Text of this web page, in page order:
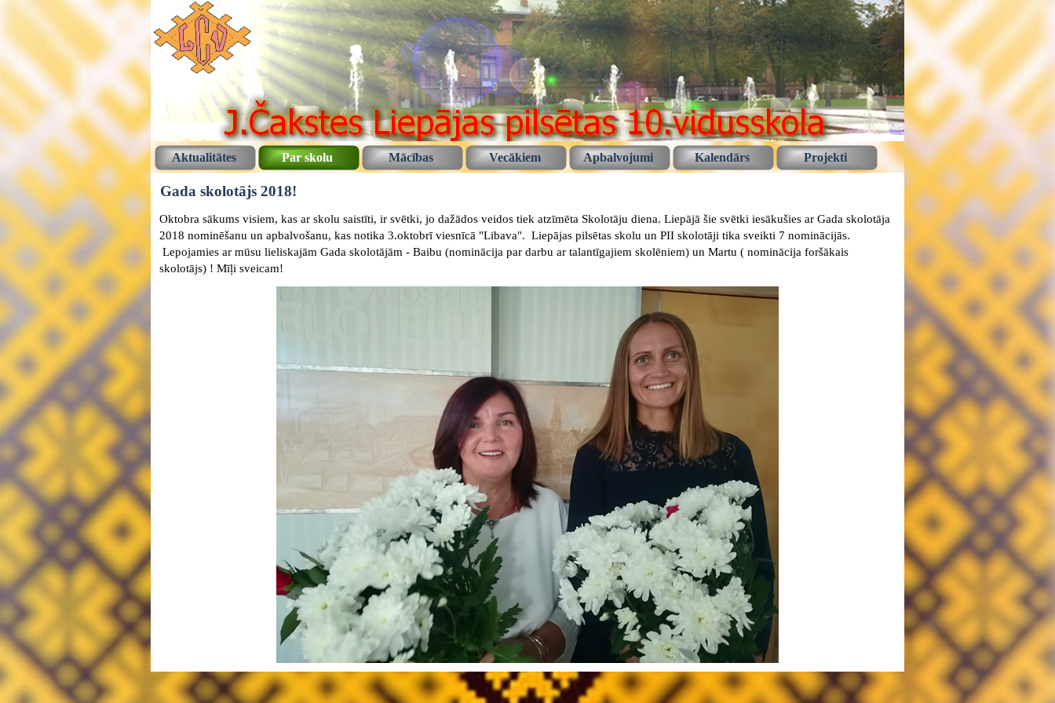
Aktualitātes Par skolu Mācības Vecākiem Apbalvojumi Kalendārs Projekti
Gada skolotājs 2018!
Oktobra sākums visiem, kas ar skolu saistīti, ir svētki, jo dažādos veidos tiek atzīmēta Skolotāju diena. Liepājā šie svētki iesākušies ar Gada skolotāja
2018 nominēšanu un apbalvošanu, kas notika 3.oktobrī viesnīcā "Libava". Liepājas pilsētas skolu un PII skolotāji tika sveikti 7 nominācijās.
Lepojamies ar mūsu lieliskajām Gada skolotājām - Baibu (nominācija par darbu ar talantīgajiem skolēniem) un Martu ( nominācija foršākais
skolotājs) ! Mīļi sveicam!